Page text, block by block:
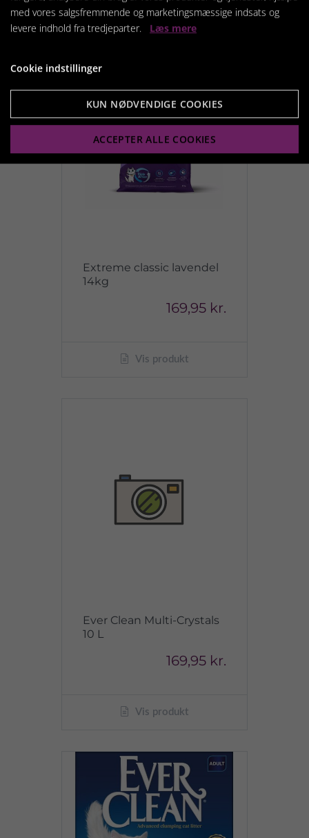
Relaterede produkter
Extreme classic lavendel
14kg
169,95 kr.
Vis produkt
Ever Clean Multi-Crystals
10 L
169,95 kr.
Vis produkt
med vores salgsfremmende og marketingsmæssige indsats og
levere indhold fra tredjeparter. Læs mere
Cookie indstillinger
KUN NØDVENDIGE COOKIES
ACCEPTER ALLE COOKIES